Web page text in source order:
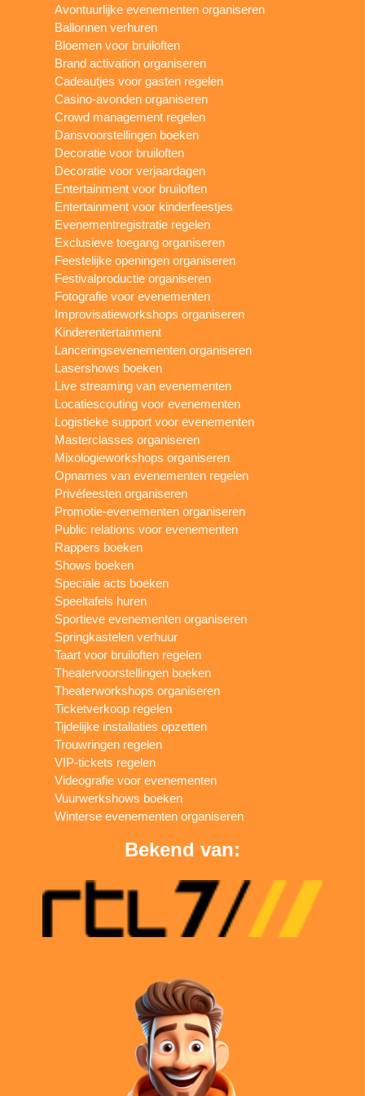
Avontuurlijke evenementen organiseren
Ballonnen verhuren
Bloemen voor bruiloften
Brand activation organiseren
Cadeautjes voor gasten regelen
Casino-avonden organiseren
Crowd management regelen
Dansvoorstellingen boeken
Decoratie voor bruiloften
Decoratie voor verjaardagen
Entertainment voor bruiloften
Entertainment voor kinderfeestjes
Evenementregistratie regelen
Exclusieve toegang organiseren
Feestelijke openingen organiseren
Festivalproductie organiseren
Fotografie voor evenementen
Improvisatieworkshops organiseren
Kinderentertainment
Lanceringsevenementen organiseren
Lasershows boeken
Live streaming van evenementen
Locatiescouting voor evenementen
Logistieke support voor evenementen
Masterclasses organiseren
Mixologieworkshops organiseren
Opnames van evenementen regelen
Privéfeesten organiseren
Promotie-evenementen organiseren
Public relations voor evenementen
Rappers boeken
Shows boeken
Speciale acts boeken
Speeltafels huren
Sportieve evenementen organiseren
Springkastelen verhuur
Taart voor bruiloften regelen
Theatervoorstellingen boeken
Theaterworkshops organiseren
Ticketverkoop regelen
Tijdelijke installaties opzetten
Trouwringen regelen
VIP-tickets regelen
Videografie voor evenementen
Vuurwerkshows boeken
Winterse evenementen organiseren
Bekend van: